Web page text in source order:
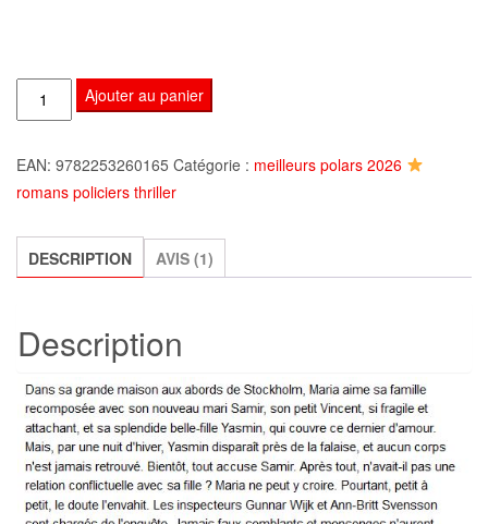
quantité
de
d'une
nuit,
Grebe
Ajouter au panier
EAN: 9782253260165 Catégorie : meilleurs polars 2026
romans policiers thriller
DESCRIPTION AVIS (1)
Description